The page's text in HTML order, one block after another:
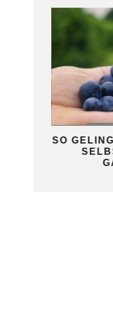
SO